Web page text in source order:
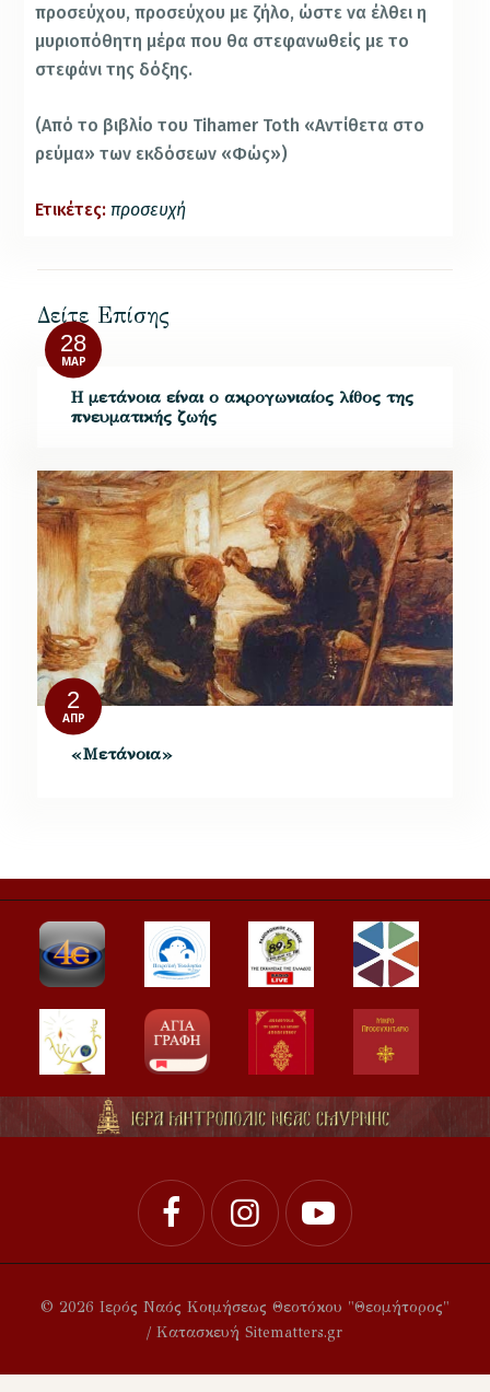
προσεύχου, προσεύχου με ζήλο, ώστε να έλθει η
μυριοπόθητη μέρα που θα στεφανωθείς με το
στεφάνι της δόξης.
(Από το βιβλίο του Tihamer Toth «Αντίθετα στο
ρεύμα» των εκδόσεων «Φώς»)
Ετικέτες: προσευχή
Δείτε Επίσης
28
ΜΑΡ
Η μετάνοια είναι ο ακρογωνιαίος λίθος της
πνευματικής ζωής
2
ΑΠΡ
«Μετάνοια»
© 2026 Ιερός Ναός Κοιμήσεως Θεοτόκου "Θεομήτορος"
/ Κατασκευή Sitematters.gr